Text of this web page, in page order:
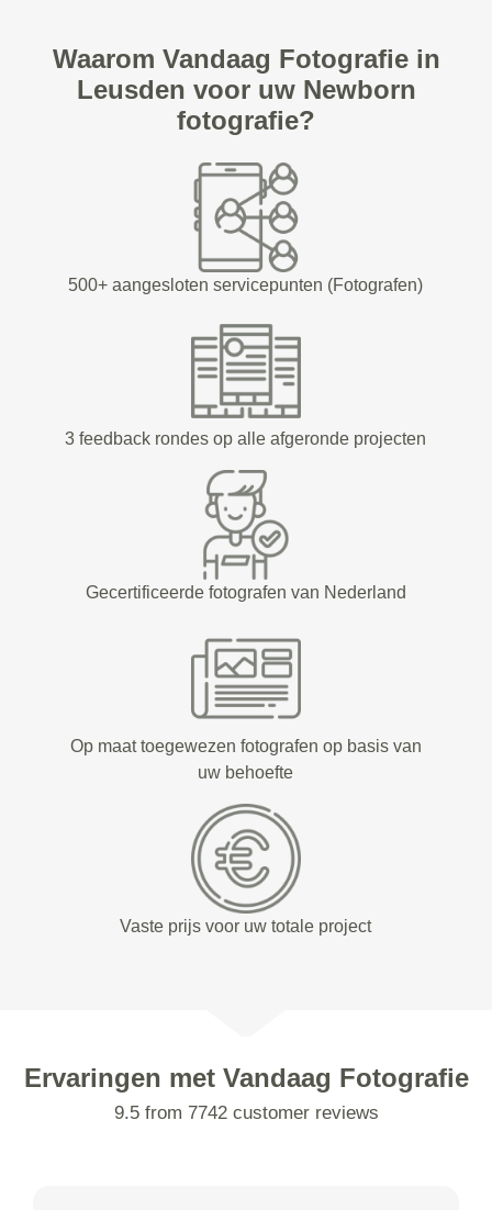
Waarom Vandaag Fotografie in
Leusden voor uw Newborn
fotografie?
500+ aangesloten servicepunten (Fotografen)
3 feedback rondes op alle afgeronde projecten
Gecertificeerde fotografen van Nederland
Op maat toegewezen fotografen op basis van
uw behoefte
Vaste prijs voor uw totale project
Ervaringen met Vandaag Fotografie
9.5 from 7742 customer reviews